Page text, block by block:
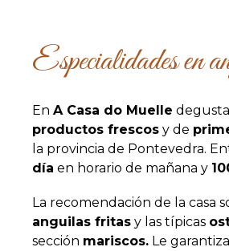
Especialidades en
En A Casa do Muelle
productos frescos y de
la provincia de Pontevedra.
día en horario de mañana y
La recomendación de la casa
anguilas fritas y las típicas
sección mariscos. Le